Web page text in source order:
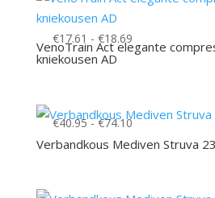
VenoTrain Act elegante
kniekousen AD
€17.61 - €18.69Prijsklasse:
€17.61
Verbandkous Mediven Struva 23
€40.95 - €74.10Prijsklasse:
€40.95